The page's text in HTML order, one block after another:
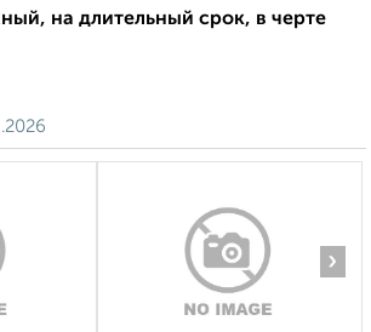
на длительный срок, в черте
›